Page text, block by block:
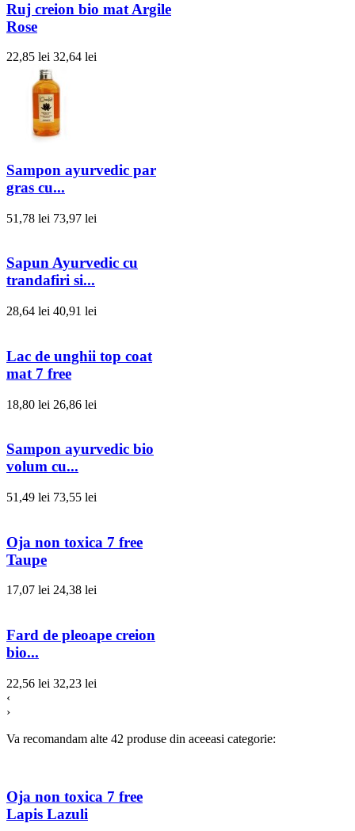
Ruj creion bio mat Argile
Rose
22,85 lei 32,64 lei
Sampon ayurvedic par
gras cu...
51,78 lei 73,97 lei
Sapun Ayurvedic cu
trandafiri si...
28,64 lei 40,91 lei
Lac de unghii top coat
mat 7 free
18,80 lei 26,86 lei
Sampon ayurvedic bio
volum cu...
51,49 lei 73,55 lei
Oja non toxica 7 free
Taupe
17,07 lei 24,38 lei
Fard de pleoape creion
bio...
22,56 lei 32,23 lei
‹
›
Va recomandam alte 42 produse din aceeasi categorie:
Oja non toxica 7 free
Lapis Lazuli